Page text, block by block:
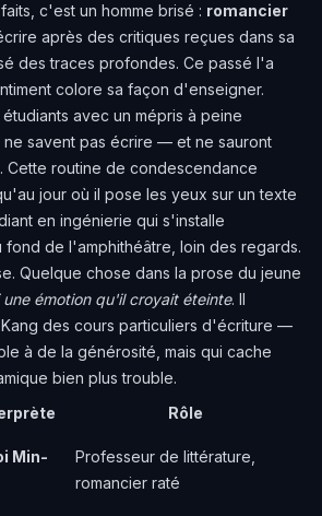
c'est un homme brisé : romancier
après des critiques reçues dans sa
des traces profondes. Ce passé l'a
colore sa façon d'enseigner.
avec un mépris à peine
ne savent pas écrire — et ne sauront
Cette routine de condescendance
jour où il pose les yeux sur un texte
en ingénierie qui s'installe
fond de l'amphithéâtre, loin des regards.
Quelque chose dans la prose du jeune
une émotion qu'il croyait éteinte. Il
des cours particuliers d'écriture —
à de la générosité, mais qui cache
bien plus trouble.
Rôle
Min-
Professeur de littérature,
romancier raté